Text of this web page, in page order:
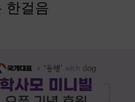
한걸음